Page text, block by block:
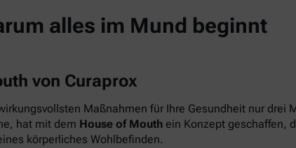
alles im Mund beginnt
von Curaprox
Maßnahmen für Ihre Gesundheit nur
hat mit dem House of Mouth ein Konzept geschaffen,
körperliches Wohlbefinden.